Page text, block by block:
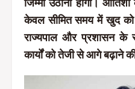
जिम्मा उठाना होगा।
केवल सीमित समय में खुद को
राज्यपाल और प्रशासन के
कार्यों को तेजी से आगे बढ़ाने